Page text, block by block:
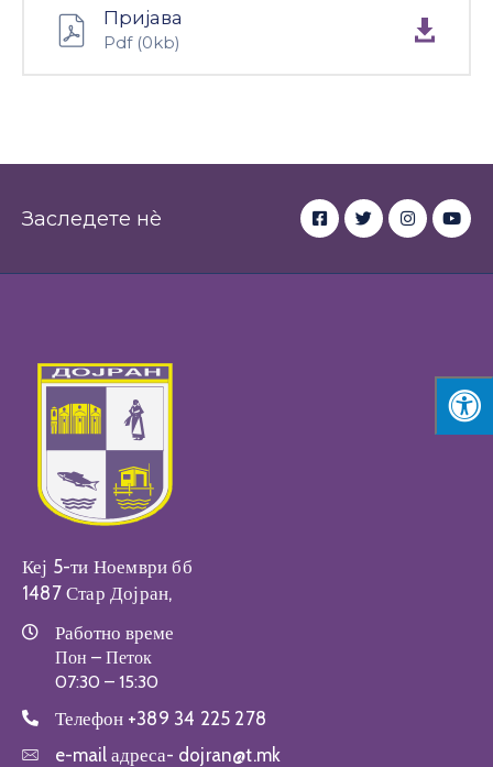
Пријава
Pdf (0kb)
Заследете нè
Кеј 5-ти Ноември бб
1487 Стар Дојран,
Работно време
Пон – Петок
07:30 – 15:30
Телефон +389 34 225 278
e-mail адреса- dojran@t.mk